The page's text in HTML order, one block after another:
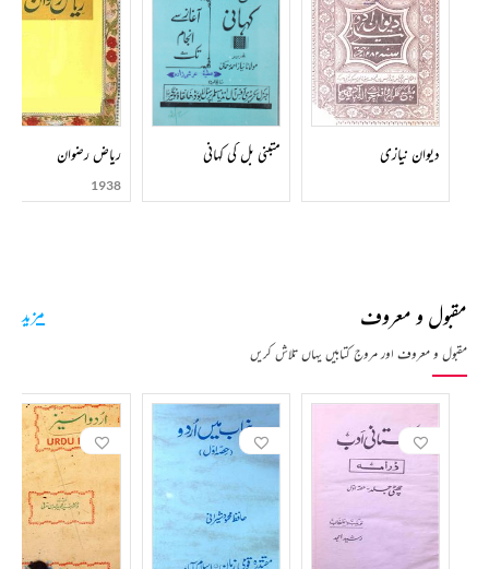
دیوان نیازی متبنی بل کی کہانی ریاض رضوان
1938
مقبول و معروف
مقبول و معروف اور مروج کتابیں یہاں تلاش کریں
مزید